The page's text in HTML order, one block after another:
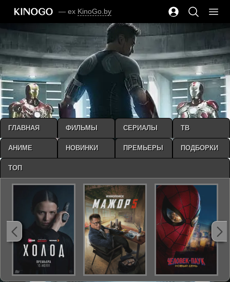
— ex KinoGo.by
ГЛАВНАЯ ФИЛЬМЫ СЕРИАЛЫ ТВ
АНИМЕ НОВИНКИ ПРЕМЬЕРЫ ПОДБОРКИ
ТОП